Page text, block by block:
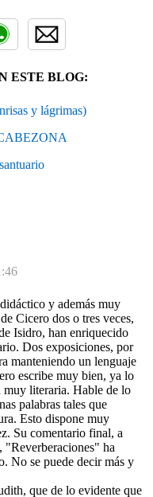
ESTE BLOG:
y lágrimas)
y además muy
Cicero dos o tres veces,
Isidro, han enriquecido
Dos exposiciones, por
manteniendo un lenguaje
escribe muy bien, ya lo
muy literaria. Hable de lo
palabras tales que
Esto dispone muy
Su comentario final, a
"Reverberaciones" ha
No se puede decir más y
que de lo evidente que